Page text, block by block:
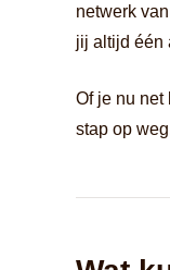
netwerk
jij altijd één
Of je nu net
stap op